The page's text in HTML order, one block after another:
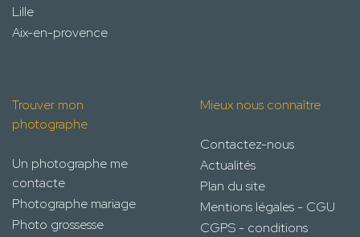
Lille
Aix-en-provence
Trouver mon
photographe
Un photographe me
contacte
Photographe mariage
Photo grossesse
Mieux nous connaître
Contactez-nous
Actualités
Plan du site
Mentions légales - CGU
CGPS - conditions